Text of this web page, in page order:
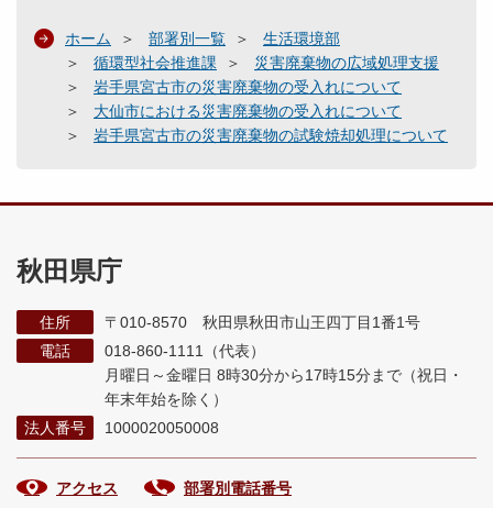
ホーム 部署別一覧
生活環境部
循環型社会推進課
災害廃棄物の広域処理支援
岩手県宮古市の災害廃棄物の受入れについて
大仙市における災害廃棄物の受入れについて
岩手県宮古市の災害廃棄物の試験焼却処理について
秋田県庁
住所
〒010-8570 秋田県秋田市山王四丁目1番1号
電話
018-860-1111（代表）
月曜日～金曜日 8時30分から17時15分まで （祝日・
年末年始を除く）
法人番号
1000020050008
アクセス 部署別電話番号